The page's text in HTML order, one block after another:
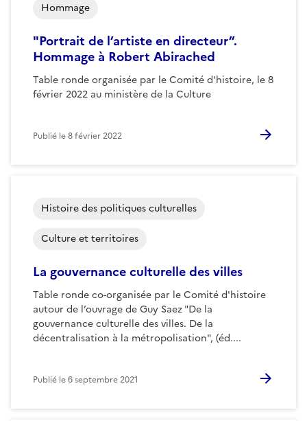
"Portrait de l’artiste en directeur”.
Hommage à Robert Abirached
Table ronde organisée par le Comité d'histoire, le 8
février 2022 au ministère de la Culture
Hommage
Publié le8 février 2022
La gouvernance culturelle des villes
Table ronde co-organisée par le Comité d'histoire
autour de l’ouvrage de Guy Saez "De la
gouvernance culturelle des villes. De la
décentralisation à la métropolisation", (éd....
Histoire des politiques culturelles
Culture et territoires
Publié le6 septembre 2021